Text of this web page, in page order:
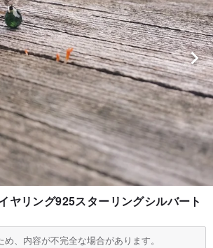
ヤリング925スターリングシルバート
、内容が不完全な場合があります。